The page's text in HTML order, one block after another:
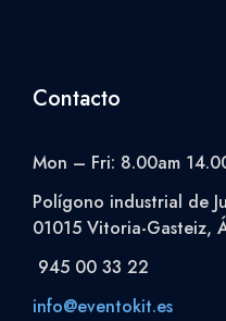
Contacto
Mon – Fri: 8.00am
Polígono industrial de
01015 Vitoria-Gasteiz,
945 00 33 22
info@eventokit.es